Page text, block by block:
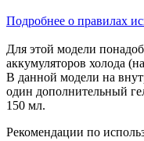
Подробнее о правилах
Для этой модели
аккумуляторов холода
В данной модели на
один дополнительный
150 мл.
Рекомендации по